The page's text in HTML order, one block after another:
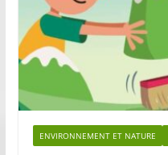
ENVIRONNEMENT ET NATURE